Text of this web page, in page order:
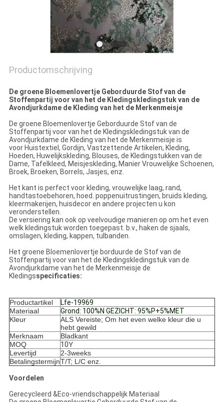
Productomschrijving
De groene Bloemenlovertje Geborduurde Stof van de
Stoffenpartij voor van het de Kledingskledingstuk van de
Avondjurkdame de Kleding van het de Merkenmeisje
De groene Bloemenlovertje Geborduurde Stof van de
Stoffenpartij voor van het de Kledingskledingstuk van de
Avondjurkdame de Kleding van het de Merkenmeisje is
voor Huistextiel, Gordijn, Vastzettende Artikelen, Kleding,
Hoeden, Huwelijkskleding, Blouses, de Kledingstukken van de
Dame, Tafelkleed, Meisjeskleding, Manier Vrouwelijke Schoenen,
Broek, Broeken, Borrels, Jasjes, enz.
Het kant is perfect voor kleding, vrouwelijke laag, rand,
handtastoebehoren, hoed. poppenuitrustingen, bruids kleding,
kleermakerijen, huisdecor en andere projecten u kon
veronderstellen.
De versiering kan ook op veelvoudige manieren op om het even
welk kledingstuk worden toegepast. b.v., haken de sjaals,
omslagen, kleding, kappen, tulbanden.
Het groene Bloemenlovertje borduurde de Stof van de
Stoffenpartij voor van het de Kledingskledingstuk van de
Avondjurkdame van het de Merkenmeisje de
Kledingsspecificaties:
Productartikel
Lfe-19969
Materiaal
Grond: 100%N GEZICHT: 95%P+5%MET
Kleur
ALS Vereiste; Om het even welke kleur die u
hebt gewild
Merknaam
Bladkant
MOQ
10Y
Levertijd
2-3weeks
BetalingstermijnT/T; L/C enz.
Voordelen
Gerecycleerd &Eco-vriendschappelijk Materiaal